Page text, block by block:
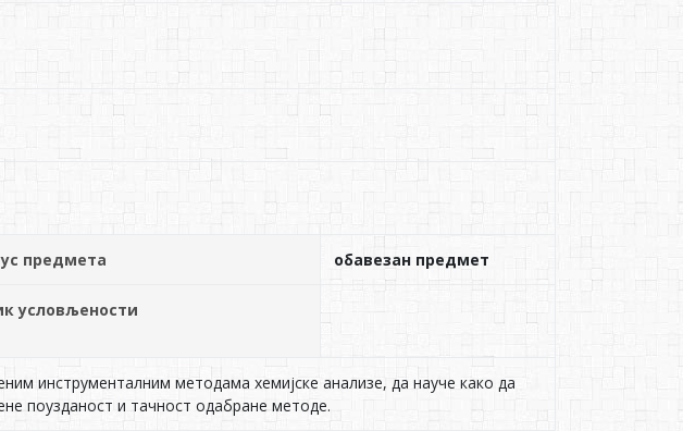
предмета обавезан предмет
условљености
инструменталним методама хемијске анализе, да науче како да
поузданост и тачност одабране методе.